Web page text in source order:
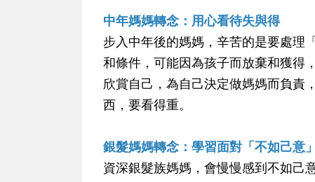
中年媽媽轉念：用心看待失與得
步入中年後的媽媽，辛苦的是要處理
和條件，可能因為孩子而放棄和獲得
欣賞自己，為自己決定做媽媽而負責
西，要看得重。
銀髮媽媽轉念：學習面對「不如己意」
資深銀髮族媽媽，會慢慢感到不如己